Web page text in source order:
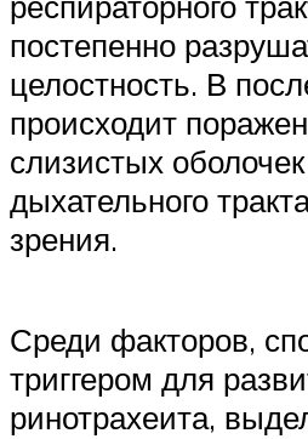
постепенно
целостность. В
происходит
слизистых
дыхательного
зрения.
Среди факторов,
триггером для
ринотрахеита,